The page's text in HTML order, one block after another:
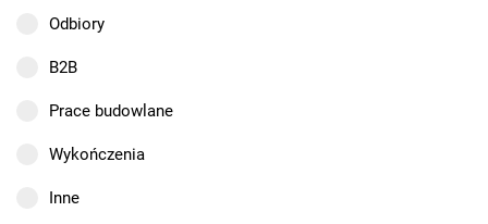
Odbiory
B2B
Prace budowlane
Wykończenia
Inne